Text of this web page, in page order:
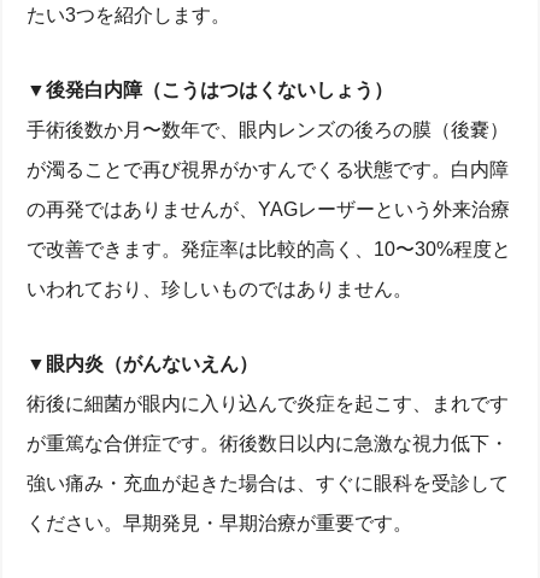
たい3つを紹介します。
▼後発白内障（こうはつはくないしょう）
手術後数か月〜数年で、眼内レンズの後ろの膜（後嚢）
が濁ることで再び視界がかすんでくる状態です。白内障
の再発ではありませんが、YAGレーザーという外来治療
で改善できます。発症率は比較的高く、10〜30%程度と
いわれており、珍しいものではありません。
▼眼内炎（がんないえん）
術後に細菌が眼内に入り込んで炎症を起こす、まれです
が重篤な合併症です。術後数日以内に急激な視力低下・
強い痛み・充血が起きた場合は、すぐに眼科を受診して
ください。早期発見・早期治療が重要です。